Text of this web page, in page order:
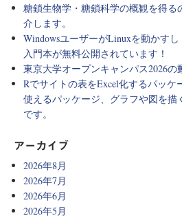
糖鎖生物学・糖鎖科学の概観を得る
介します。
WindowsユーザーがLinuxを動かす
入門本が無料公開されています！
東京大学オープンキャンパス2026の
Rでサイトの表をExcel化するパッケ
使えるパッケージ、グラフや図を描
です。
アーカイブ
2026年8月
2026年7月
2026年6月
2026年5月